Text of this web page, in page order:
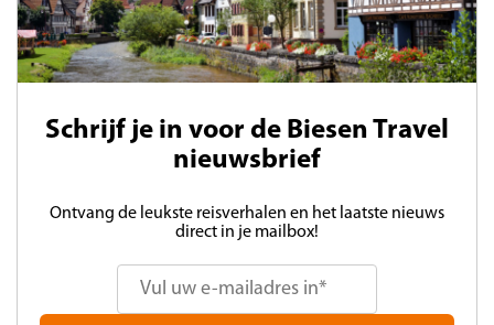
Schrijf je in voor de Biesen Travel
nieuwsbrief
Ontvang de leukste reisverhalen en het laatste nieuws
direct in je mailbox!